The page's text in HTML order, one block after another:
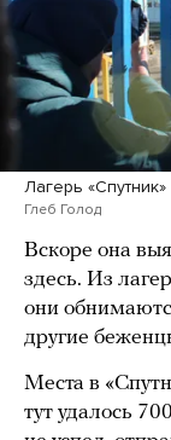
Лагерь «Спутник»
Глеб Голод
Вскоре она
здесь. Из
они
другие
Места в
тут удалось